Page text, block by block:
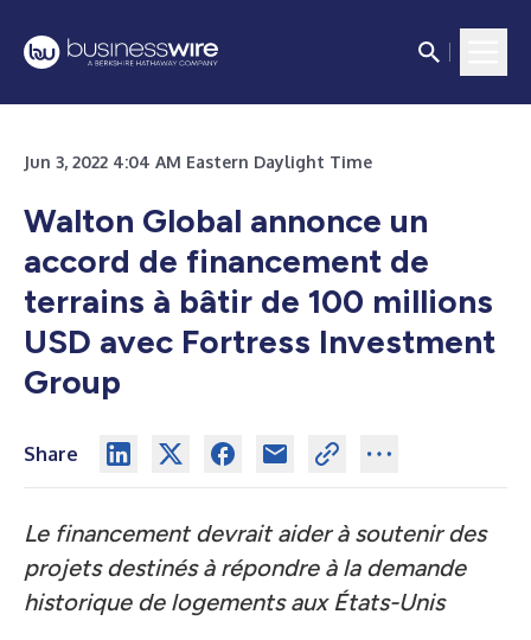
Jun 3, 2022 4:04 AM Eastern Daylight Time
Walton Global annonce un
accord de financement de
terrains à bâtir de 100 millions
USD avec Fortress Investment
Group
Share
Le financement devrait aider à soutenir des
projets destinés à répondre à la demande
historique de logements aux États-Unis